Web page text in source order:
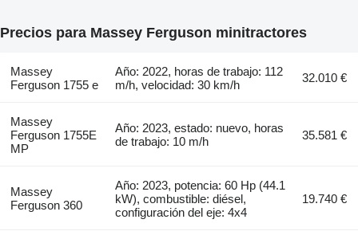
Precios para Massey Ferguson minitractores
Massey
Ferguson 1755 e
Año: 2022, horas de trabajo: 112
m/h, velocidad: 30 km/h
32.010 €
Massey
Ferguson 1755E
MP
Año: 2023, estado: nuevo, horas
de trabajo: 10 m/h
35.581 €
Massey
Ferguson 360
Año: 2023, potencia: 60 Hp (44.1
kW), combustible: diésel,
configuración del eje: 4x4
19.740 €